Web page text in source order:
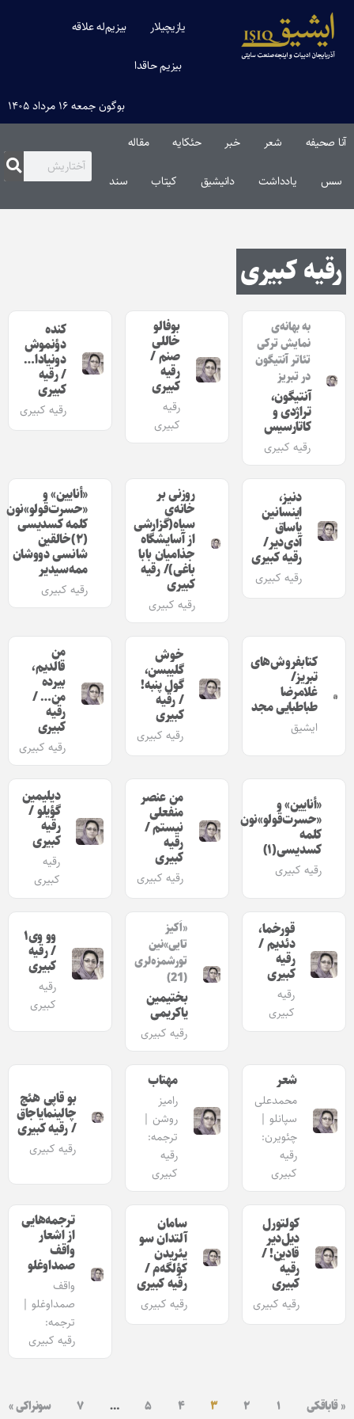
یازیچیلار بیزیم‌له علاقه
بیزیم حاقدا
بوگون جمعه ۱۶ مرداد ۱۴۰۵
آنا صحیفه شعر خبر حئکایه مقاله‌
سس یادداشت دانیشیق کیتاب سند
رقیه کبیری
به بهانه‌ی
نمایش ترکی
تئاتر آنتیگون
در تبریز
آنتیگون،
تراژدی و
کاتارسیس
رقیه کبیری
بوفالو
خاللی
صنم /
رقیه
کبیری
رقیه
کبیری
کنده
دؤنموش
دونیادا…
/ رقیه
کبیری
رقیه کبیری
دنیز،
اینسانین
یاساق
آدی‌دیر/
رقیه کبیری
رقیه کبیری
روزنی بر
خا‌نه‌ی
سیا‌ه(گزارشی
از آسایشگاه
جذامیان بابا
باغی)/ رقیه
کبیری
رقیه کبیری
«أنایین» و
«حسرت‌قولو»نون
کلمه کسدیسی
(۲)خالقین
شانسی دووشان
ممه‌سیدیر
رقیه کبیری
کتابفروش‌های
تبریز/
غلامرضا
طباطبایی مجد
ایشیق
خوش
گلیبسن،
گول پنبه!
/ رقیه
کبیری
رقیه کبیری
من
قالدیم،
بیرده
من… /
رقیه
کبیری
رقیه کبیری
«أنایین» و
«حسرت‌قولو»نون
کلمه
کسدیسی(۱)
رقیه کبیری
من عنصر
منفعلی
نیستم /
رقیه
کبیری
رقیه کبیری
دیلیمین
گؤیلو /
رقیه
کبیری
رقیه
کبیری
قورخما،
دئدیم /
رقیه
کبیری
رقیه
کبیری
«اَکیز
تایی»نین
تورشمزه‌لری
(21)
بختیمین
یاکریمی
رقیه کبیری
وو وی۱
/ رقیه
کبیری
رقیه
کبیری
شعر
محمدعلی
سپانلو |
چئویرن:
رقیه
کبیری
مهتاب
رامیز
روشن |
ترجمه:
رقیه
کبیری
بو قاپی هئچ
چالینمایاجاق
/ رقیه کبیری
رقیه کبیری
کولتورل
دیل‌دیر
قادین! /
رقیه
کبیری
رقیه کبیری
سامان
آلتدان سو
یئریدن
کؤلگه‌م /
رقیه کبیری
رقیه کبیری
ترجمه‌هایی
از اشعار
واقف
صمد‌اوغلو
واقف
صمد‌اوغلو |
ترجمه:
رقیه کبیری
« قاباقکی ۱ ۲ ۳ ۴ ۵ … ۷ سونراکی »